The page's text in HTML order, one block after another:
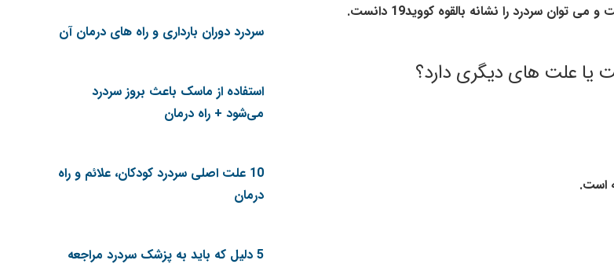
سردرد را نشانه بالقوه کووید19 دانست.
یا علت های دیگری دارد؟
است.
سردرد دوران بارداری و راه های درمان آن
استفاده از ماسک باعث بروز سردرد
می‌شود + راه درمان
10 علت اصلی سردرد کودکان، علائم و راه
درمان
5 دلیل که باید به پزشک سردرد مراجعه